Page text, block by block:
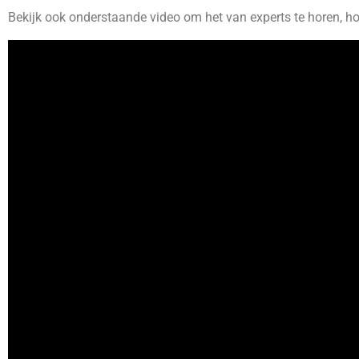
Bekijk ook onderstaande video om het van experts te horen,